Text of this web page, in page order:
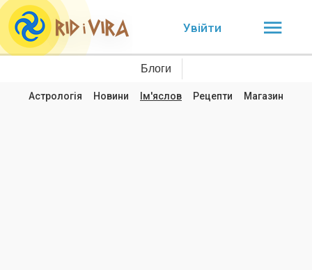
Увійти
Блоги
Астрологія Новини Ім'яслов Рецепти Магазин